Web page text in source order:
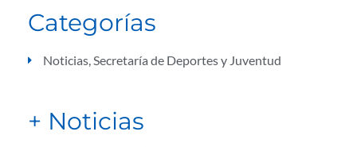
Categorías
Noticias,Secretaría de Deportes y Juventud
+ Noticias